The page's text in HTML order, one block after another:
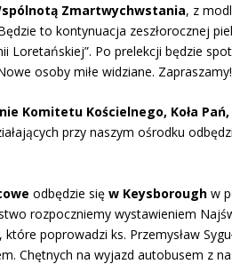
Zmartwychwstania, z
to kontynuacja zeszłorocznej
Loretańskiej”. Po prelekcji będzie
osoby miłe widziane. Zapraszamy!
Komitetu Kościelnego, Koła
przy naszym ośrodku
odbędzie sięw Keysborough w
rozpoczniemy wystawieniem
poprowadzi ks. Przemysław
Chętnych na wyjazd autobusem z